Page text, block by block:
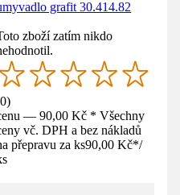
grafit 30.414.82
zboží zatím nikdo
0)
— 90,00 Kč * Všechny
vč. DPH a bez nákladů
přepravu za ks90,00 Kč*/